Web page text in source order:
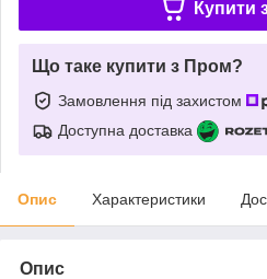
Купити
Що таке купити з Пром?
Замовлення під захистом
Доступна доставка
Опис Характеристики
Опис